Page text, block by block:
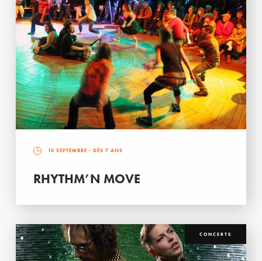
10 SEPTEMBRE - DÈS 7 ANS
RHYTHM’N MOVE
CONCERTS